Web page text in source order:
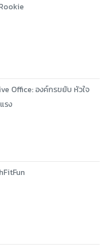
Office: องค์กรขยับ หัวใจ
รง